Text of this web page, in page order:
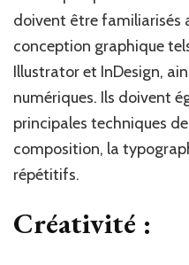
doivent être familiarisés
conception graphique
Illustrator et InDesign,
numériques. Ils doivent
principales techniques
composition, la
répétitifs.
Créativité :